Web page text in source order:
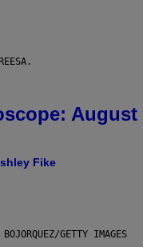
August
Fike
BOJORQUEZ/GETTY IMAGES